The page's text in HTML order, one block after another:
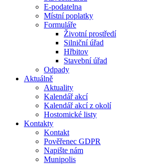
E-podatelna
Místní poplatky
Formuláře
Životní prostředí
Silniční úřad
Hřbitov
Stavební úřad
Odpady
Aktuálně
Aktuality
Kalendář akcí
Kalendář akcí z okolí
Hostomické listy
Kontakty
Kontakt
Pověřenec GDPR
Napište nám
Munipolis